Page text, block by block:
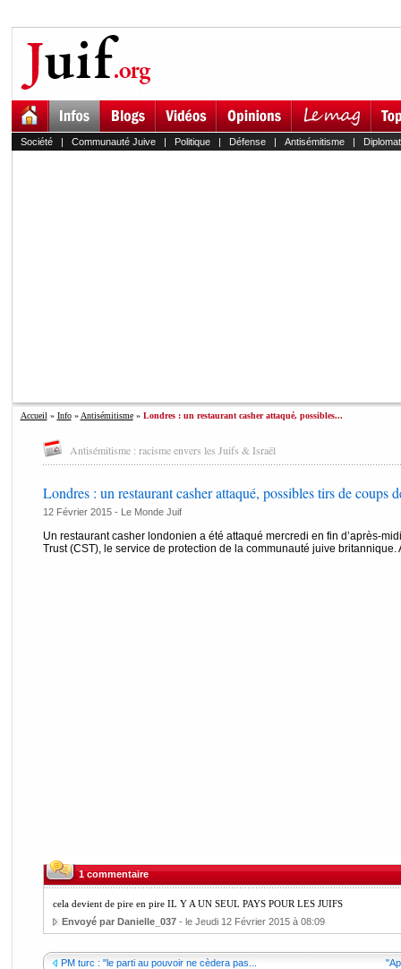
Société| Communauté Juive| Politique| Défense| Antisémitisme|
Accueil » Info» Antisémitisme» Londres : un restaurant casher attaqué, possibles...
Antisémitisme : racisme envers les Juifs & Israël
Londres : un restaurant casher attaqué, possibles tirs de coups
12 Février 2015 - Le Monde Juif
Un restaurant casher londonien a été attaqué mercredi en fin d’après-
Trust (CST), le service de protection de la communauté juive britannique.
1 commentaire
cela devient de pire en pire IL Y A UN SEUL PAYS POUR LES JUIFS
Envoyé par Danielle_037- le Jeudi 12 Février 2015 à 08:09
PM turc : "le parti au pouvoir ne cèdera pas...